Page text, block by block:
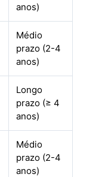
anos)
Médio
prazo (2-4
anos)
Longo
prazo (≥ 4
anos)
Médio
prazo (2-4
anos)